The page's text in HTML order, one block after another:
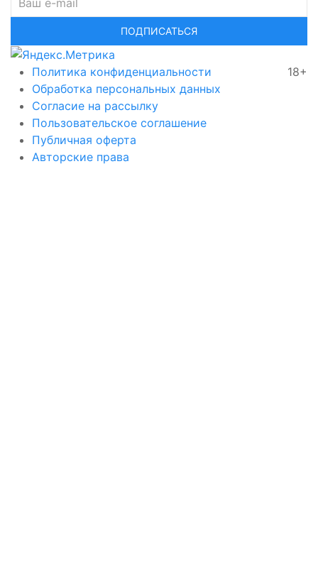
ПОДПИСАТЬСЯ
Политика конфиденциальности
Обработка персональных данных
Согласие на рассылку
Пользовательское соглашение
Публичная оферта
Авторские права
18+